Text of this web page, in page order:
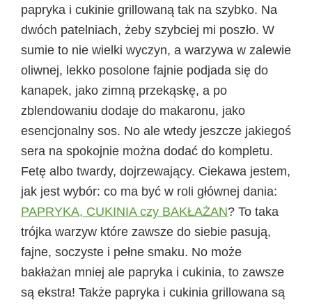
papryka i cukinie grillowaną tak na szybko. Na
dwóch patelniach, żeby szybciej mi poszło. W
sumie to nie wielki wyczyn, a warzywa w zalewie
oliwnej, lekko posolone fajnie podjada się do
kanapek, jako zimną przekąskę, a po
zblendowaniu dodaje do makaronu, jako
esencjonalny sos. No ale wtedy jeszcze jakiegoś
sera na spokojnie można dodać do kompletu.
Fetę albo twardy, dojrzewający. Ciekawa jestem,
jak jest wybór: co ma być w roli głównej dania:
PAPRYKA, CUKINIA czy BAKŁAŻAN? To taka
trójka warzyw które zawsze do siebie pasują,
fajne, soczyste i pełne smaku. No może
bakłażan mniej ale papryka i cukinia, to zawsze
są ekstra! Także papryka i cukinia grillowana są